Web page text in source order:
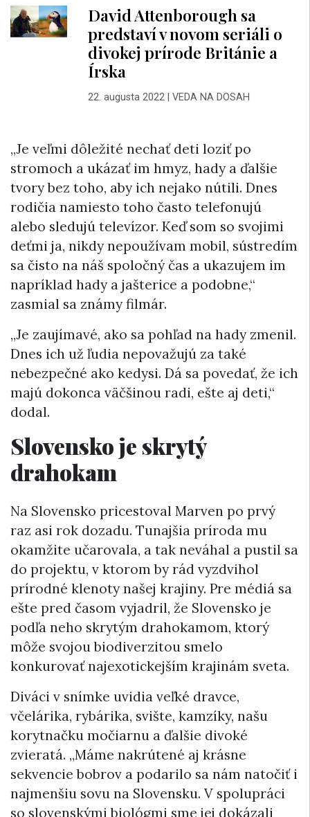
David Attenborough sa
predstaví v novom seriáli o
divokej prírode Británie a
Írska
22. augusta 2022| VEDA NA DOSAH
„Je veľmi dôležité nechať deti loziť po
stromoch a ukázať im hmyz, hady a ďalšie
tvory bez toho, aby ich nejako nútili. Dnes
rodičia namiesto toho často telefonujú
alebo sledujú televízor. Keď som so svojimi
deťmi ja, nikdy nepoužívam mobil, sústredím
sa čisto na náš spoločný čas a ukazujem im
napríklad hady a jašterice a podobne,“
zasmial sa známy filmár.
„Je zaujímavé, ako sa pohľad na hady zmenil.
Dnes ich už ľudia nepovažujú za také
nebezpečné ako kedysi. Dá sa povedať, že ich
majú dokonca väčšinou radi, ešte aj deti,“
dodal.
Slovensko je skrytý
drahokam
Na Slovensko pricestoval Marven po prvý
raz asi rok dozadu. Tunajšia príroda mu
okamžite učarovala, a tak neváhal a pustil sa
do projektu, v ktorom by rád vyzdvihol
prírodné klenoty našej krajiny. Pre médiá sa
ešte pred časom vyjadril, že Slovensko je
podľa neho skrytým drahokamom, ktorý
môže svojou biodiverzitou smelo
konkurovať najexotickejším krajinám sveta.
Diváci v snímke uvidia veľké dravce,
včelárika, rybárika, svište, kamzíky, našu
korytnačku močiarnu a ďalšie divoké
zvieratá. „Máme nakrútené aj krásne
sekvencie bobrov a podarilo sa nám natočiť i
najmenšiu sovu na Slovensku. V spolupráci
so slovenskými biológmi sme jej dokázali